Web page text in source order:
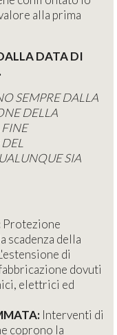
alla prima
DATA DI
SEMPRE DALLA
DELLA
FINE
SIA
Protezione
scadenza della
di
dovuti
elettrici ed
Interventi di
coprono la